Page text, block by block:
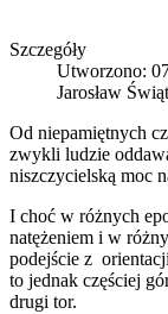
Szczegóły
Utworzono:
Jarosław
Od niepamiętnych
zwykli ludzie
niszczycielską moc
I choć w różnych
natężeniem i w
podejście z
to jednak częściej
drugi tor.